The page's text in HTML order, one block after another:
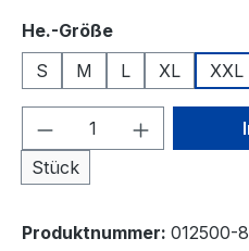
He.-Größeauswählen
S
M L XL XXL
Produkt Anzahl:
Stück
Produktnummer: 012500-